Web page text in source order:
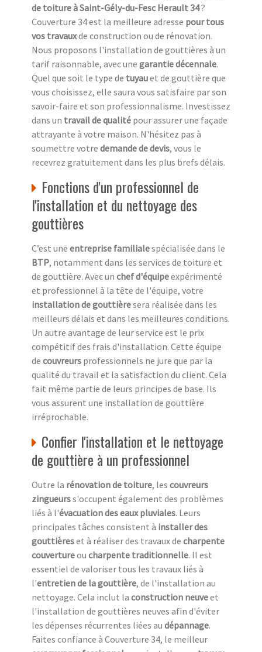
de toiture à Saint-Gély-du-Fesc Herault 34?
Couverture 34 est la meilleure adresse pour tous
vos travauxde construction ou de rénovation.
Nous proposons l'installation de gouttières à un
tarif raisonnable, avec une garantie décennale.
Quel que soit le type de tuyauet de gouttière que
vous choisissez, elle saura vous satisfaire par son
savoir-faire et son professionnalisme. Investissez
dans un travail de qualité pour assurer une façade
attrayante à votre maison. N'hésitez pas à
soumettre votre demande de devis, vous le
recevrez gratuitement dans les plus brefs délais.
Fonctions d'un professionnel de
l'installation et du nettoyage des
gouttières
C’est une entreprise familialespécialisée dans le
BTP, notamment dans les services de toiture et
de gouttière. Avec un chef d'équipeexpérimenté
et professionnel à la tête de l'équipe, votre
installation de gouttièresera réalisée dans les
meilleurs délais et dans les meilleures conditions.
Un autre avantage de leur service est le prix
compétitif des frais d'installation. Cette équipe
de couvreurs professionnels ne jure que par la
qualité du travail et la satisfaction du client. Cela
fait même partie de leurs principes de base. Ils
vous assurent une installation de gouttière
irréprochable.
Confier l'installation et le nettoyage
de gouttière à un professionnel
Outre la rénovation de toiture, les couvreurs
zingueurss'occupent également des problèmes
liés à l'évacuation des eaux pluviales. Leurs
principales tâches consistent à installer des
gouttièreset à réaliser des travaux de charpente
couvertureou charpente traditionnelle. Il est
essentiel de valoriser tous les travaux liés à
l'entretien de la gouttière, de l'installation au
nettoyage. Cela inclut la construction neuveet
l'installation de gouttières neuves afin d'éviter
les dépenses récurrentes liées au dépannage.
Faites confiance à Couverture 34, le meilleur